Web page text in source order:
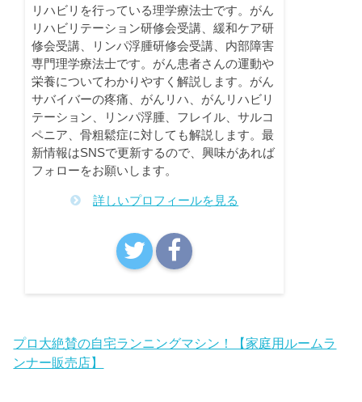
リハビリを行っている理学療法士です。がん
リハビリテーション研修会受講、緩和ケア研
修会受講、リンパ浮腫研修会受講、内部障害
専門理学療法士です。がん患者さんの運動や
栄養についてわかりやすく解説します。がん
サバイバーの疼痛、がんリハ、がんリハビリ
テーション、リンパ浮腫、フレイル、サルコ
ペニア、骨粗鬆症に対しても解説します。最
新情報はSNSで更新するので、興味があれば
フォローをお願いします。
詳しいプロフィールを見る
プロ大絶賛の自宅ランニングマシン！【家庭用ルームラ
ンナー販売店】